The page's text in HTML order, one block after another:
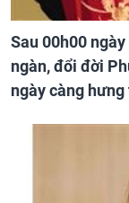
Sau 00h00
ngàn, đổi đời
ngày càng